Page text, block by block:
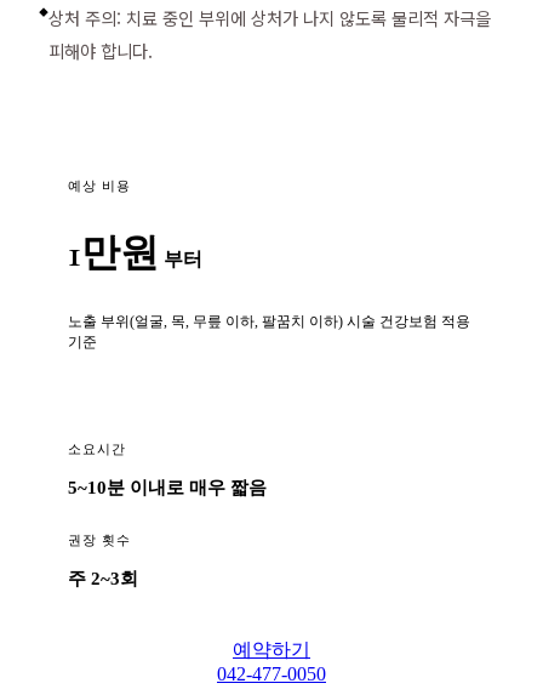
◆상처 주의: 치료 중인 부위에 상처가 나지 않도록 물리적 자극을
피해야 합니다.
예상 비용
1만원 부터
노출 부위(얼굴, 목, 무릎 이하, 팔꿈치 이하) 시술 건강보험 적용
기준
소요시간
5~10분 이내로 매우 짧음
권장 횟수
주 2~3회
예약하기
042-477-0050